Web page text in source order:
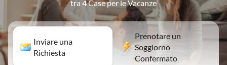
tra 4 Case per le Vacanze
Inviare una
Richiesta
Prenotare un
Soggiorno
Confermato